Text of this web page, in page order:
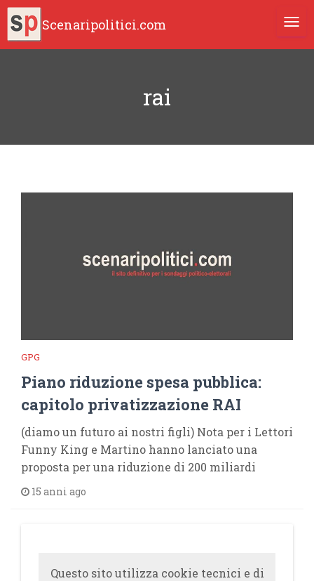
Scenaripolitici.com
rai
GPG
Piano riduzione spesa pubblica:
capitolo privatizzazione RAI
(diamo un futuro ai nostri figli) Nota per i Lettori
Funny King e Martino hanno lanciato una
proposta per una riduzione di 200 miliardi
15 anni ago
Questo sito utilizza cookie tecnici e di